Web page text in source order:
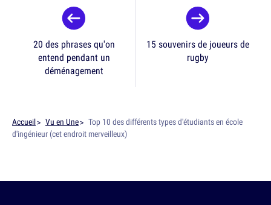
20 des phrases qu'on
entend pendant un
déménagement
15 souvenirs de joueurs de
rugby
Accueil Vu en Une
Top 10 des différents types d'étudiants en école
d'ingénieur (cet endroit merveilleux)